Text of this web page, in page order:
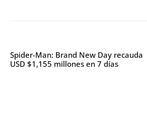
Spider-Man: Brand New Day recauda
USD $1,155 millones en 7 días